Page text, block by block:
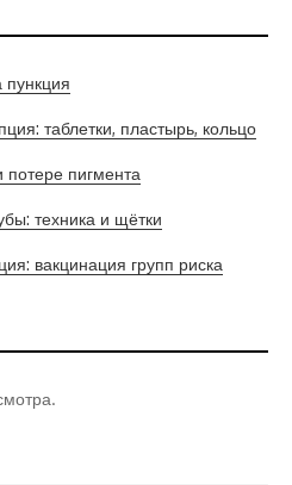
пункция
таблетки, пластырь, кольцо
потере пигмента
техника и щётки
вакцинация групп риска